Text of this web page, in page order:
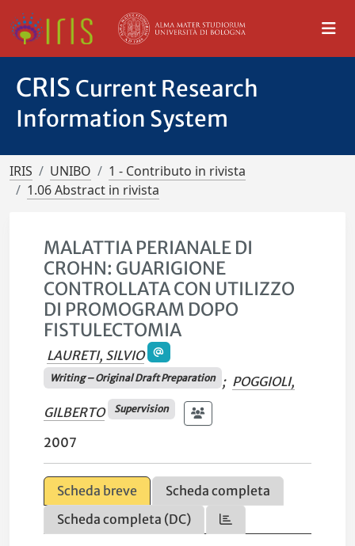
CRIS Current Research
Information System
IRIS UNIBO
1 - Contributo in rivista
1.06 Abstract in rivista
MALATTIA PERIANALE DI
CROHN: GUARIGIONE
CONTROLLATA CON UTILIZZO
DI PROMOGRAM DOPO
FISTULECTOMIA
LAURETI, SILVIO
Writing – Original Draft Preparation ; POGGIOLI,
GILBERTO
Supervision
2007
Scheda breve
Scheda completa
Scheda completa (DC)